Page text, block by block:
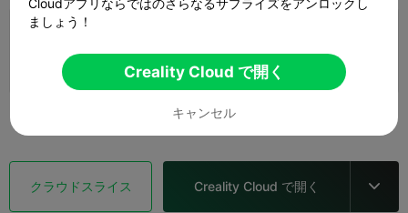
ィル
03h 15m  1 プレート 141.12g
もっと見る
クラウドスライス Creality Cloud で開く 
Cloudアプリならではのさらなるサプライズをアンロックし
ましょう！
Creality Cloud で開く
キャンセル